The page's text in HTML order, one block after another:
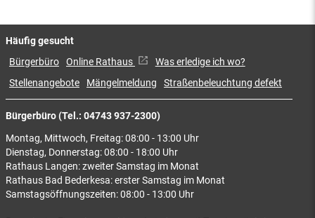
Bürgerbüro (Tel.: 04743 937-2300)
Montag, Mittwoch, Freitag: 08:00 - 13:00 Uhr
Dienstag, Donnerstag: 08:00 - 18:00 Uhr
Rathaus Langen: zweiter Samstag im Monat
Rathaus Bad Bederkesa: erster Samstag im Monat
Samstagsöffnungszeiten: 08:00 - 13:00 Uhr
Häufig gesucht
Bürgerbüro Online Rathaus
Was erledige ich wo?
Stellenangebote
Mängelmeldung Straßenbeleuchtung defekt